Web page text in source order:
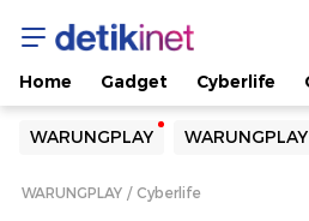
Home Gadget Cyberlife
WARUNGPLAY
Yang sedang ramai dicari
Loading...
WARUNGPLAY Cyberlife